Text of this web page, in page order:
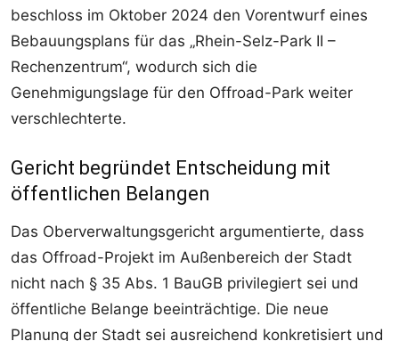
beschloss im Oktober 2024 den Vorentwurf eines
Bebauungsplans für das „Rhein-Selz-Park II –
Rechenzentrum“, wodurch sich die
Genehmigungslage für den Offroad-Park weiter
verschlechterte.
Gericht begründet Entscheidung mit
öffentlichen Belangen
Das Oberverwaltungsgericht argumentierte, dass
das Offroad-Projekt im Außenbereich der Stadt
nicht nach § 35 Abs. 1 BauGB privilegiert sei und
öffentliche Belange beeinträchtige. Die neue
Planung der Stadt sei ausreichend konkretisiert und